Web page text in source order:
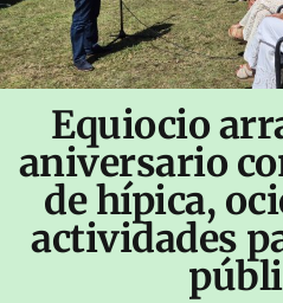
Equiocio
aniversario
de hípica,
actividades